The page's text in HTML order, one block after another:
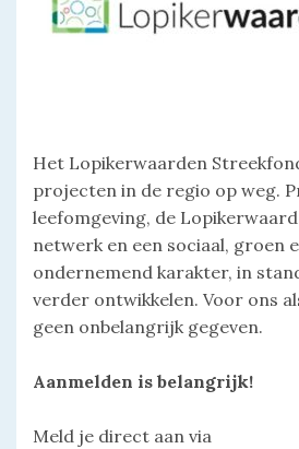
Het Lopikerwaarden
projecten in de regio op weg.
leefomgeving, de
netwerk en een sociaal, groen
ondernemend karakter, in
verder ontwikkelen. Voor ons
geen onbelangrijk gegeven.
Aanmelden is belangrijk!
Meld je direct aan via